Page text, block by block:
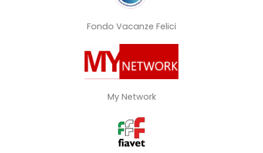
Fondo Vacanze Felici
My Network